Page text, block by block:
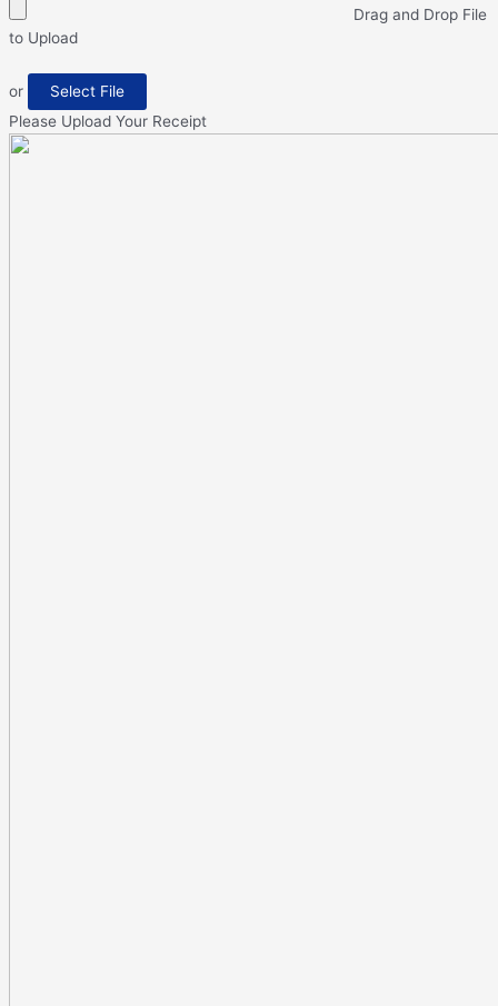
Drag and Drop File
to Upload
or
Select File
Please Upload Your Receipt